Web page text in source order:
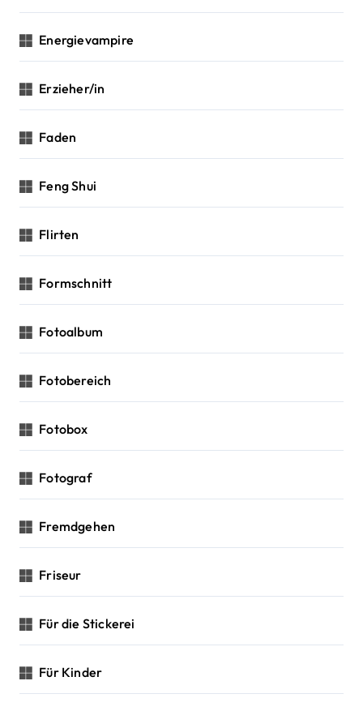
Energievampire
Erzieher/in
Faden
Feng Shui
Flirten
Formschnitt
Fotoalbum
Fotobereich
Fotobox
Fotograf
Fremdgehen
Friseur
Für die Stickerei
Für Kinder